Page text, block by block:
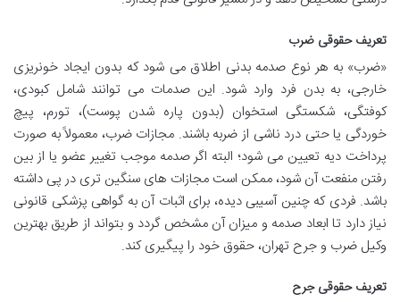
تعریف حقوقی ضرب
«ضرب» به هر نوع صدمه بدنی اطلاق می شود که بدون ایجاد خونریزی
خارجی، به بدن فرد وارد شود. این صدمات می توانند شامل کبودی،
کوفتگی، شکستگی استخوان (بدون پاره شدن پوست)، تورم، پیچ
خوردگی یا حتی درد ناشی از ضربه باشند. مجازات ضرب، معمولاً به صورت
پرداخت دیه تعیین می شود؛ البته اگر صدمه موجب تغییر عضو یا از بین
رفتن منفعت آن شود، ممکن است مجازات های سنگین تری در پی داشته
باشد. فردی که چنین آسیبی دیده، برای اثبات آن به گواهی پزشکی قانونی
نیاز دارد تا ابعاد صدمه و میزان آن مشخص گردد و بتواند از طریق بهترین
وکیل ضرب و جرح تهران، حقوق خود را پیگیری کند.
تعریف حقوقی جرح